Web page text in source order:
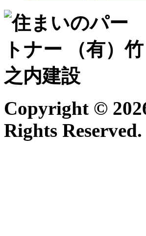
Copyright ©
Rights Reserved.